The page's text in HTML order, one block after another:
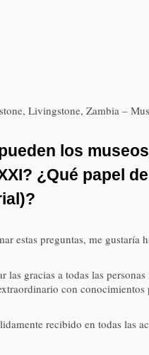
Livingstone, Zambia –
los
¿Qué papel
estas preguntas, me
las gracias a todas las
con
recibido en todas las